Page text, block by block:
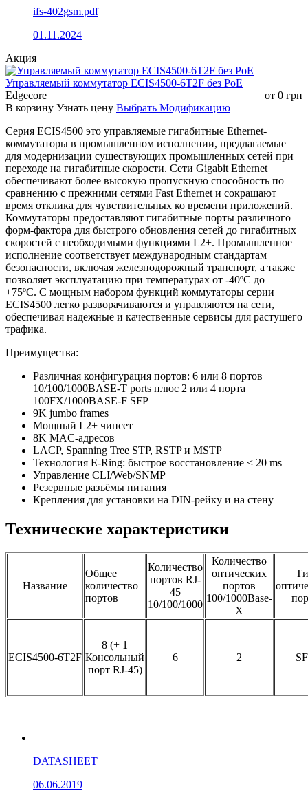
ifs-402gsm.pdf
01.11.2024
Акция
Управляемый коммутатор ECIS4500-6T2F без РоЕ
Edgecore
от 0 грн
В корзину Узнать цену Выбрать Модификацию
Серия ECIS4500 это управляемые гигабитные Ethernet-
коммутаторы в промышленном исполнении, предлагаемые
для модернизации существующих промышленных сетей при
переходе на гигабитные скорости. Сети Gigabit Ethernet
обеспечивают более высокую пропускную способность по
сравнению с прежними сетями Fast Ethernet и сокращают
время отклика для чувствительных ко времени приложений.
Коммутаторы предоставляют гигабитные порты различного
форм-фактора для быстрого обновления сетей до гигабитных
скоростей с необходимыми функциями L2+. Промышленное
исполнение соответствует международным стандартам
безопасности, включая железнодорожный транспорт, а также
позволяет эксплуатацию при температурах от -40ºC до
+75ºC. С мощным набором функций коммутаторы серии
ECIS4500 легко разворачиваются и управляются на сети,
обеспечивая надежные и качественные сервисы для растущего
трафика.
Преимущества:
Различная конфигурация портов: 6 или 8 портов
10/100/1000BASE-T ports плюс 2 или 4 порта
100FX/1000BASE-F SFP
9K jumbo frames
Мощный L2+ чипсет
8K MAC-адресов
LACP, Spanning Tree STP, RSTP и MSTP
Технология E-Ring: быстрое восстановление < 20 ms
Управление CLI/Web/SNMP
Резервные разъёмы питания
Крепления для установки на DIN-рейку и на стену
Технические характеристики
Название
Общее
количество
портов
Количество
портов RJ-
45
10/100/1000
Количество
оптических
портов
100/1000Base-
X
ECIS4500-6T2F
8 (+ 1
Консольный
порт RJ-45)
6 2
DATASHEET
06.06.2019